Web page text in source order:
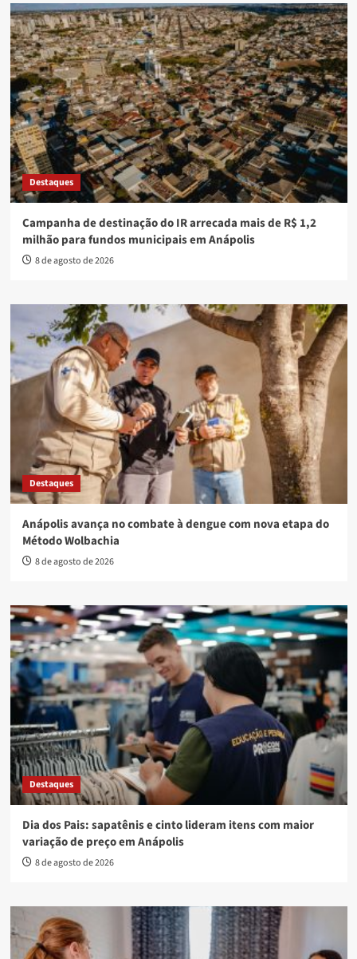
Destaques
Campanha de destinação do IR arrecada mais de R$ 1,2
milhão para fundos municipais em Anápolis
8 de agosto de 2026
Destaques
Anápolis avança no combate à dengue com nova etapa do
Método Wolbachia
8 de agosto de 2026
Destaques
Dia dos Pais: sapatênis e cinto lideram itens com maior
variação de preço em Anápolis
8 de agosto de 2026